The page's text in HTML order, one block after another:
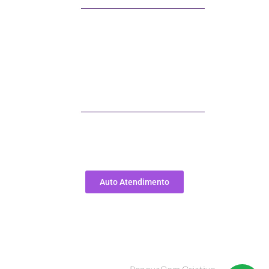
Auto Atendimento